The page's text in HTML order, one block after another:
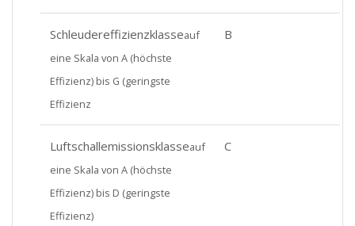
Schleudereffizienzklasseauf
eine Skala von A (höchste
Effizienz) bis G (geringste
Effizienz
B
Luftschallemissionsklasseauf
eine Skala von A (höchste
Effizienz) bis D (geringste
Effizienz)
C